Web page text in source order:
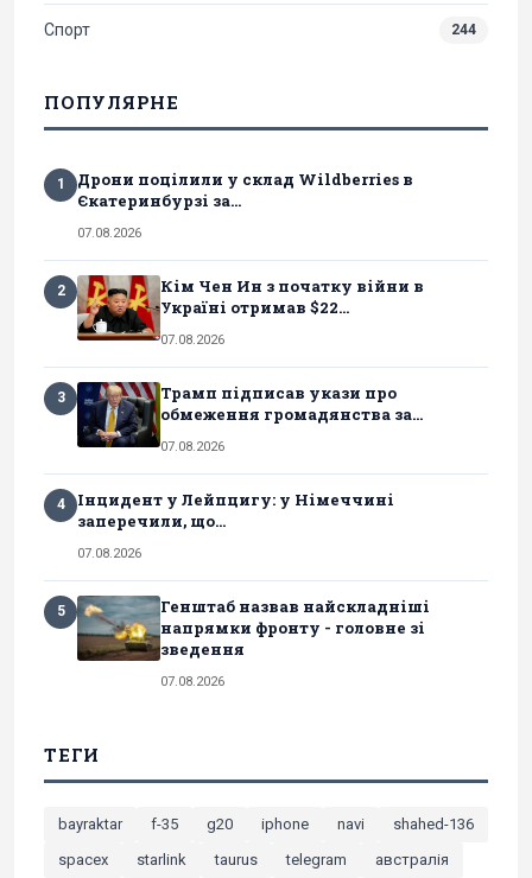
Спорт 244
ПОПУЛЯРНЕ
1
Дрони поцілили у склад Wildberries в
Єкатеринбурзі за...
07.08.2026
2
Кім Чен Ин з початку війни в
Україні отримав $22...
07.08.2026
3
Трамп підписав укази про
обмеження громадянства за...
07.08.2026
4
Інцидент у Лейпцигу: у Німеччині
заперечили, що...
07.08.2026
5
Генштаб назвав найскладніші
напрямки фронту - головне зі
зведення
07.08.2026
ТЕГИ
bayraktar f-35 g20 iphone navi
shahed-136
spacex
starlink taurus telegram
австралія